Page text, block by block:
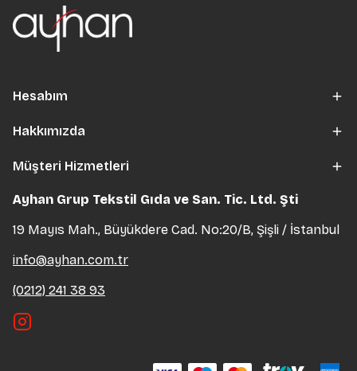
Hesabım
Hakkımızda
Müşteri Hizmetleri
Ayhan Grup Tekstil Gıda ve San. Tic. Ltd. Şti
19 Mayıs Mah., Büyükdere Cad. No:20/B, Şişli / İstanbul
info@ayhan.com.tr
(0212) 241 38 93